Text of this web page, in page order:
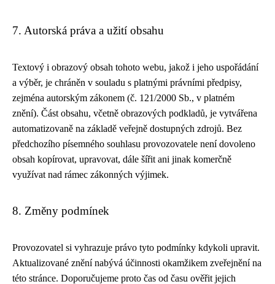
7. Autorská práva a užití obsahu
Textový i obrazový obsah tohoto webu, jakož i jeho uspořádání
a výběr, je chráněn v souladu s platnými právními předpisy,
zejména autorským zákonem (č. 121/2000 Sb., v platném
znění). Část obsahu, včetně obrazových podkladů, je vytvářena
automatizovaně na základě veřejně dostupných zdrojů. Bez
předchozího písemného souhlasu provozovatele není dovoleno
obsah kopírovat, upravovat, dále šířit ani jinak komerčně
využívat nad rámec zákonných výjimek.
8. Změny podmínek
Provozovatel si vyhrazuje právo tyto podmínky kdykoli upravit.
Aktualizované znění nabývá účinnosti okamžikem zveřejnění na
této stránce. Doporučujeme proto čas od času ověřit jejich